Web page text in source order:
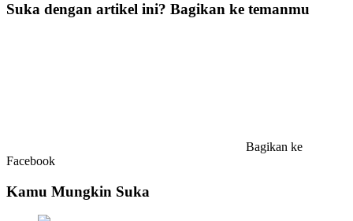
Suka dengan artikel ini? Bagikan ke temanmu
Bagikan ke
Facebook
Kamu Mungkin Suka